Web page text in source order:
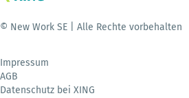
© New Work SE | Alle Rechte vorbehalten
Impressum
AGB
Datenschutz bei XING